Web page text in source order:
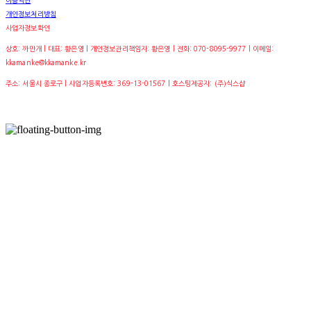
개인정보처리방침
사업자정보확인
상호: 까만개 | 대표: 황은영 | 개인정보관리책임자: 황은영 | 전화: 070-8095-9977 | 이메일:
kkamanke@kkamanke.kr
주소: 서울시 종로구 | 사업자등록번호:369-13-01567 | 호스팅제공자: (주)식스샵